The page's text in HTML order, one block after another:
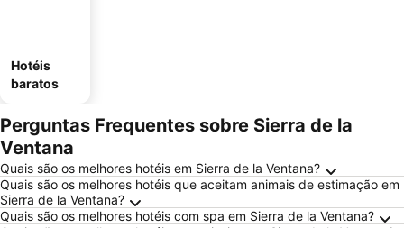
Hotéis
baratos
Perguntas Frequentes sobre Sierra de la
Ventana
Quais são os melhores hotéis em Sierra de la Ventana?
Quais são os melhores hotéis que aceitam animais de estimação em
Sierra de la Ventana?
Quais são os melhores hotéis com spa em Sierra de la Ventana?